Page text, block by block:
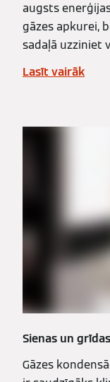
augsts
gāzes apkurei,
sadaļā uzziniet
Lasīt vairāk
Sienas un
Gāzes